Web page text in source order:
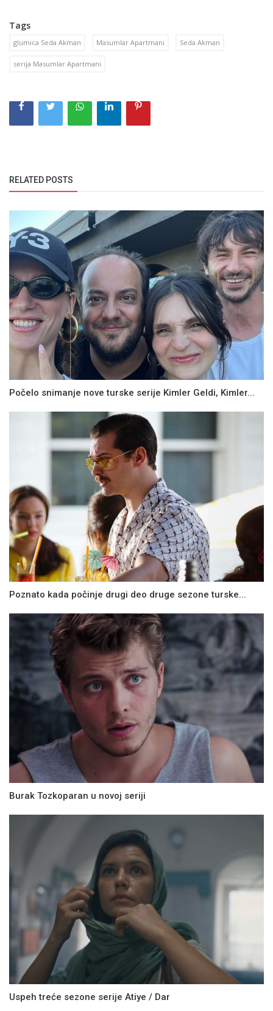
Tags
glumica Seda Akman Masumlar Apartmani Seda Akman
serija Masumlar Apartmani
RELATED POSTS
Počelo snimanje nove turske serije Kimler Geldi, Kimler...
Poznato kada počinje drugi deo druge sezone turske...
Burak Tozkoparan u novoj seriji
Uspeh treće sezone serije Atiye / Dar